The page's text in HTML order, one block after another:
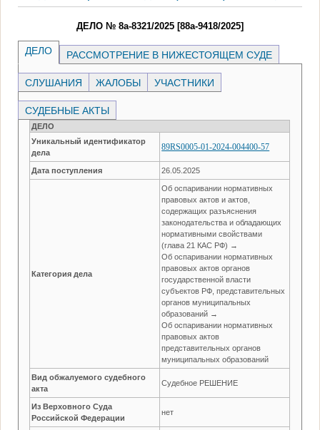
ДЕЛО № 8а-8321/2025 [88а-9418/2025]
ДЕЛО РАССМОТРЕНИЕ В НИЖЕСТОЯЩЕМ СУДЕ
СЛУШАНИЯ ЖАЛОБЫ УЧАСТНИКИ
СУДЕБНЫЕ АКТЫ
ДЕЛО
Уникальный идентификатор
дела
89RS0005-01-2024-004400-57
Дата поступления 26.05.2025
Категория дела
Об оспаривании нормативных
правовых актов и актов,
содержащих разъяснения
законодательства и обладающих
нормативными свойствами
(глава 21 КАС РФ) →
Об оспаривании нормативных
правовых актов органов
государственной власти
субъектов РФ, представительных
органов муниципальных
образований →
Об оспаривании нормативных
правовых актов
представительных органов
муниципальных образований
Вид обжалуемого судебного
акта
Судебное РЕШЕНИЕ
Из Верховного Суда
Российской Федерации
нет